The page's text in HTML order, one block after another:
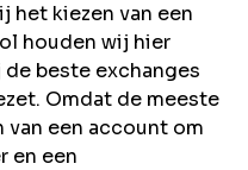
het kiezen van een
houden wij hier
beste exchanges
Omdat de meeste
van een account om
en een